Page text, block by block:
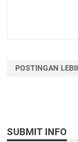
POSTINGAN
SUBMIT INFO